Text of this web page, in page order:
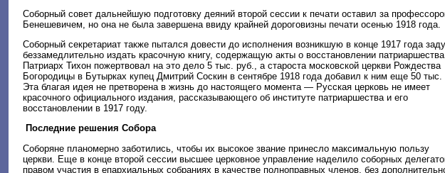
Соборный совет дальнейшую подготовку деяний второй сессии к печати оставил за
Бенешевичем, но она не была завершена ввиду крайней дороговизны печати осенью 1918 года.
Соборный секретариат также пытался довести до исполнения возникшую в конце 1917 года
беззамедлительно издать красочную книгу, содержащую акты о восстановлении
Патриарх Тихон пожертвовал на это дело 5 тыс. руб., а староста московской церкви Рождества
Богородицы в Бутырках купец Дмитрий Соскин в сентябре 1918 года добавил к ним еще 50 тыс.
Эта благая идея не претворена в жизнь до настоящего момента — Русская церковь не имеет
красочного официального издания, рассказывающего об институте патриаршества и его
восстановлении в 1917 году.
Последние решения Собора
Соборяне планомерно заботились, чтобы их высокое звание принесло максимальную пользу
церкви. Еще в конце второй сессии высшее церковное управление наделило соборных
правом участия в епархиальных собраниях в качестве полноправных членов, без